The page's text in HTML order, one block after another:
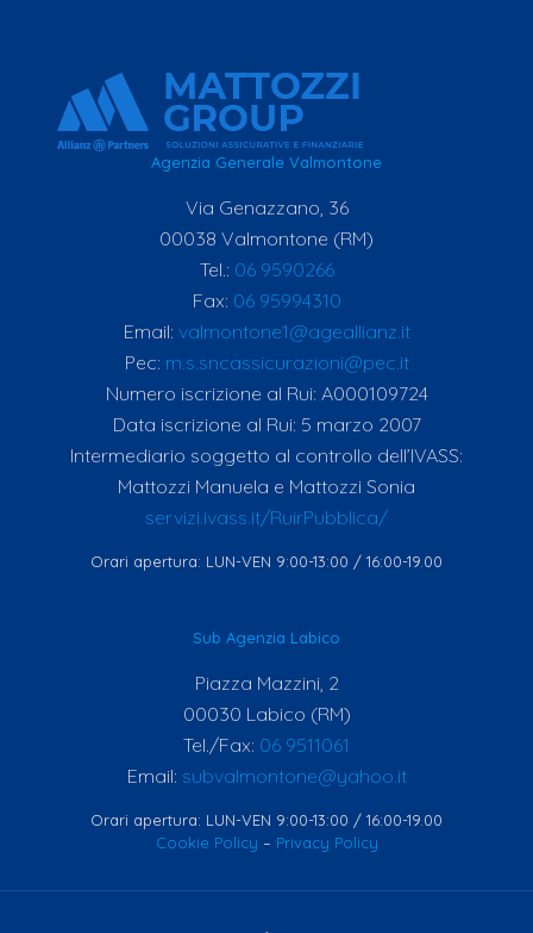
Agenzia Generale Valmontone
Via Genazzano, 36
00038 Valmontone (RM)
Tel.: 06 9590266
Fax: 06 95994310
Email: valmontone1@ageallianz.it
Pec: m.s.sncassicurazioni@pec.it
Numero iscrizione al Rui: A000109724
Data iscrizione al Rui: 5 marzo 2007
Intermediario soggetto al controllo dell’IVASS:
Mattozzi Manuela e Mattozzi Sonia
servizi.ivass.it/RuirPubblica/
Orari apertura: LUN-VEN 9:00-13:00 / 16:00-19.00
Sub Agenzia Labico
Piazza Mazzini, 2
00030 Labico (RM)
Tel./Fax: 06 9511061
Email: subvalmontone@yahoo.it
Orari apertura: LUN-VEN 9:00-13:00 / 16:00-19.00
Cookie Policy – Privacy Policy